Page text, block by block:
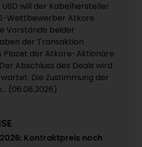
USD will der Kabelhersteller
Wettbewerber Atkore
Vorstände beider
der Transaktion
Plazet der Atkore-Aktionäre
Abschluss des Deals wird
Die Zustimmung der
(06.08.2026)
Kontraktpreis noch